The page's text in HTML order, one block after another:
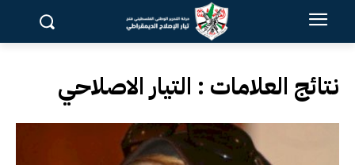
نتائج العلامات : التيار الاصلاحي